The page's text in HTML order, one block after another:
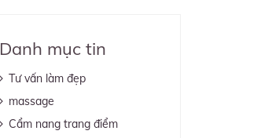
Danh mục tin
Tư vấn làm đẹp
massage
Cẩm nang trang điểm